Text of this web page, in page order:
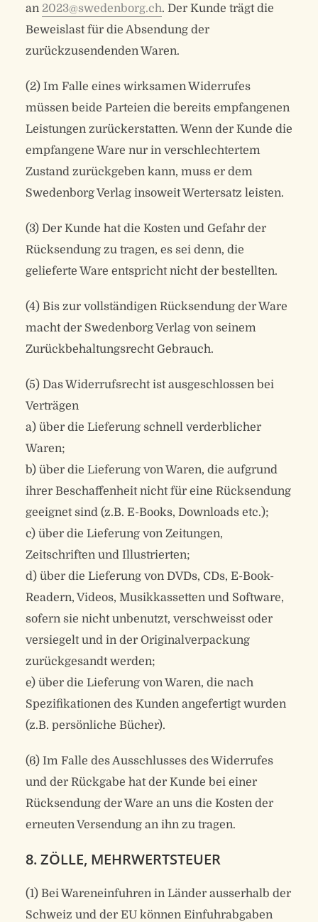
an 2023@swedenborg.ch. Der Kunde trägt die
Beweislast für die Absendung der
zurückzusendenden Waren.
(2) Im Falle eines wirksamen Widerrufes
müssen beide Parteien die bereits empfangenen
Leistungen zurückerstatten. Wenn der Kunde die
empfangene Ware nur in verschlechtertem
Zustand zurückgeben kann, muss er dem
Swedenborg Verlag insoweit Wertersatz leisten.
(3) Der Kunde hat die Kosten und Gefahr der
Rücksendung zu tragen, es sei denn, die
gelieferte Ware entspricht nicht der bestellten.
(4) Bis zur vollständigen Rücksendung der Ware
macht der Swedenborg Verlag von seinem
Zurückbehaltungsrecht Gebrauch.
(5) Das Widerrufsrecht ist ausgeschlossen bei
Verträgen
a) über die Lieferung schnell verderblicher
Waren;
b) über die Lieferung von Waren, die aufgrund
ihrer Beschaffenheit nicht für eine Rücksendung
geeignet sind (z.B. E-Books, Downloads etc.);
c) über die Lieferung von Zeitungen,
Zeitschriften und Illustrierten;
d) über die Lieferung von DVDs, CDs, E-Book-
Readern, Videos, Musikkassetten und Software,
sofern sie nicht unbenutzt, verschweisst oder
versiegelt und in der Originalverpackung
zurückgesandt werden;
e) über die Lieferung von Waren, die nach
Spezifikationen des Kunden angefertigt wurden
(z.B. persönliche Bücher).
(6) Im Falle des Ausschlusses des Widerrufes
und der Rückgabe hat der Kunde bei einer
Rücksendung der Ware an uns die Kosten der
erneuten Versendung an ihn zu tragen.
8. ZÖLLE, MEHRWERTSTEUER
(1) Bei Wareneinfuhren in Länder ausserhalb der
Schweiz und der EU können Einfuhrabgaben